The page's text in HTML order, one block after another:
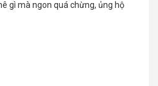
gì mà ngon quá chừng, ủng hộ